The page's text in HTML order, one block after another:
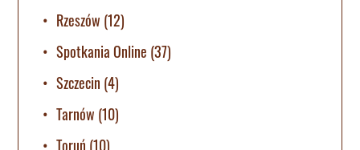
Rzeszów (12)
Spotkania Online (37)
Szczecin (4)
Tarnów (10)
Toruń (10)